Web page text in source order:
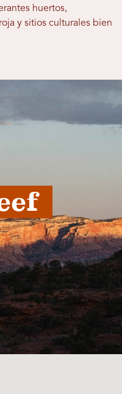
huertos,
y sitios culturales bien